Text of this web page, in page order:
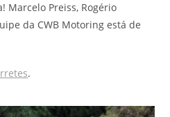
Marcelo Preiss, Rogério
da CWB Motoring está de
.